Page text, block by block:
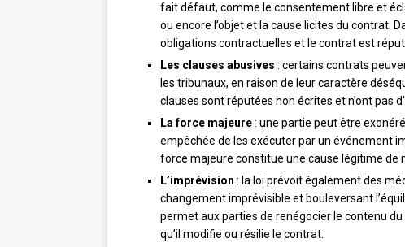
fait défaut, comme le consentement libre et
ou encore l’objet et la cause licites du contrat.
obligations contractuelles et le contrat est
Les clauses abusives : certains contrats
les tribunaux, en raison de leur caractère
clauses sont réputées non écrites et n’ont pas
La force majeure: une partie peut être
empêchée de les exécuter par un événement
force majeure constitue une cause légitime de
L’imprévision : la loi prévoit également des
changement imprévisible et bouleversant
permet aux parties de renégocier le contenu
qu’il modifie ou résilie le contrat.